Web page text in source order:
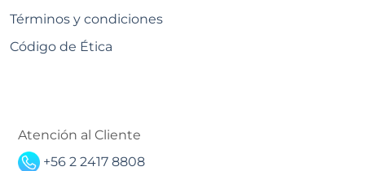
Términos y condiciones
Código de Ética
Atención al Cliente
+56 2 2417 8808